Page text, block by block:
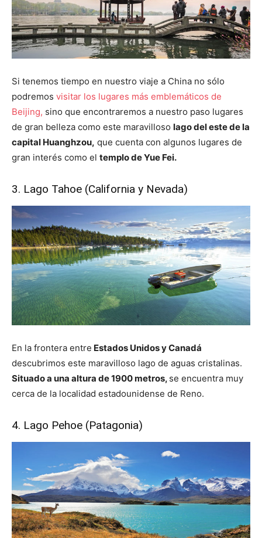
Si tenemos tiempo en nuestro viaje a China no sólo
podremos visitar los lugares más emblemáticos de
Beijing, sino que encontraremos a nuestro paso lugares
de gran belleza como este maravilloso lago del este de la
capital Huanghzou, que cuenta con algunos lugares de
gran interés como el templo de Yue Fei.
3. Lago Tahoe (California y Nevada)
En la frontera entre Estados Unidos y Canadá
descubrimos este maravilloso lago de aguas cristalinas.
Situado a una altura de 1900 metros, se encuentra muy
cerca de la localidad estadounidense de Reno.
4. Lago Pehoe (Patagonia)